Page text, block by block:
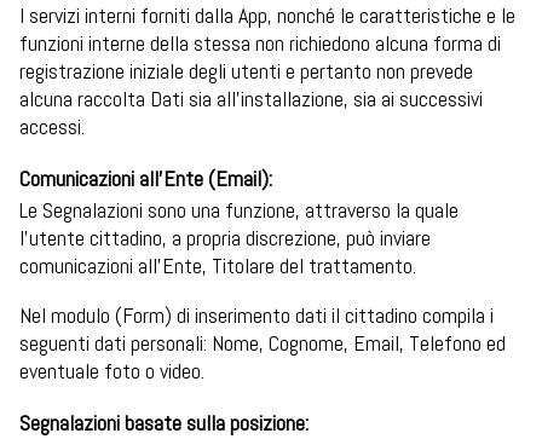
I servizi interni forniti dalla App, nonché le caratteristiche e le
funzioni interne della stessa non richiedono alcuna forma di
registrazione iniziale degli utenti e pertanto non prevede
alcuna raccolta Dati sia all’installazione, sia ai successivi
accessi.
Comunicazioni all’Ente (Email):
Le Segnalazioni sono una funzione, attraverso la quale
l’utente cittadino, a propria discrezione, può inviare
comunicazioni all’Ente, Titolare del trattamento.
Nel modulo (Form) di inserimento dati il cittadino compila i
seguenti dati personali: Nome, Cognome, Email, Telefono ed
eventuale foto o video.
Segnalazioni basate sulla posizione: